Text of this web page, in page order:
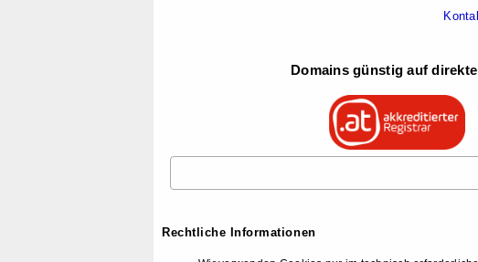
Domains günstig auf
Rechtliche Informationen